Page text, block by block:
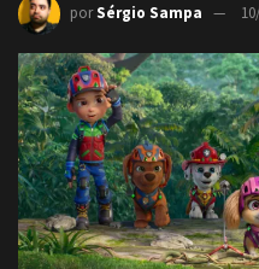
porSérgio Sampa